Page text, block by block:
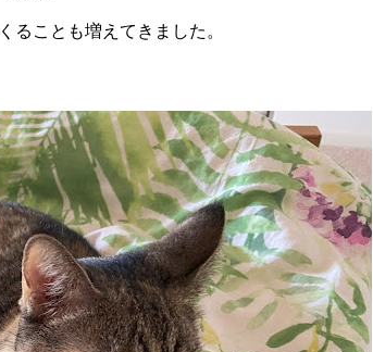
ることも増えてきました。